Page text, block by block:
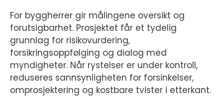
For byggherrer gir målingene oversikt og
forutsigbarhet. Prosjektet får et tydelig
grunnlag for risikovurdering,
forsikringsoppfølging og dialog med
myndigheter. Når rystelser er under kontroll,
reduseres sannsynligheten for forsinkelser,
omprosjektering og kostbare tvister i etterkant.